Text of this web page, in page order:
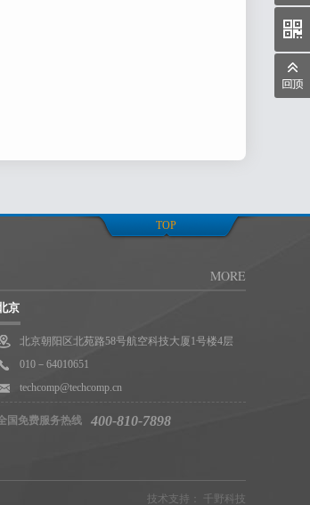
以
TOP
MORE
京
北京朝阳区北苑路58号航空科技大厦1号楼4层
010－64010651
techcomp@techcomp.cn
国免费服务热线 400-810-7898
技术支持： 千野科技